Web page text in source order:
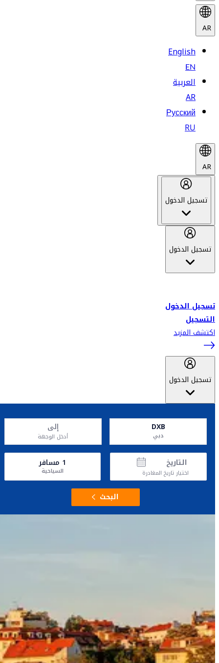
AR
English
EN
العربية
AR
Русский
RU
AR
تسجيل الدخول
تسجيل الدخول
تسجيل الدخول
التسجيل
اكتشف المزيد
تسجيل الدخول
DXB
دبي
إلى
أدخل الوجهة
التاريخ
اختيار تاريخ المغادرة
1 مسافر
السياحية
البحث